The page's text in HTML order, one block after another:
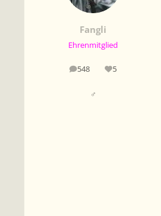
Fangli
Ehrenmitglied
548
Beiträge 5
Reputation
♂